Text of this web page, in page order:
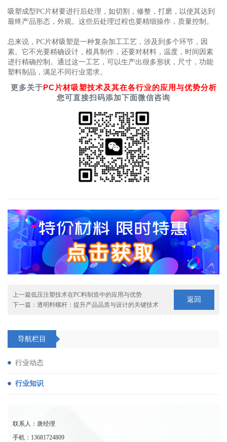
吸塑成型PC片材要进行后处理，如切割，修整，打磨，以使其达到
最终产品形态，外观。这些后处理过程也要精细操作，质量控制。
总来说，PC片材吸塑是一种复杂加工工艺，涉及到多个环节，因
素。它不光要精确设计，模具制作，还要对材料，温度，时间因素
进行精确控制。通过这一工艺，可以生产出很多形状，尺寸，功能
塑料制品，满足不同行业需求。
更多关于 PC片材吸塑技术及其在各行业的应用与优势分析
您可直接扫码添加下面微信咨询
上一篇低压注塑技术在PC料制造中的应用与优势
下一篇： 透明料螺杆：提升产品品质与设计的关键技术
返回
导航栏目
行业动态
行业知识
联系人：唐经理
手机：13681724809